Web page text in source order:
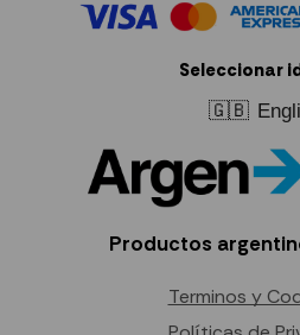
Seleccionar
🇬🇧
Productos
Terminos y